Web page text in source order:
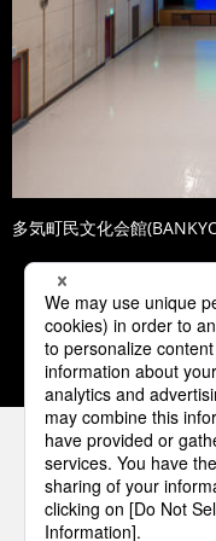
多気町民文化会館
1 2
パナソニック